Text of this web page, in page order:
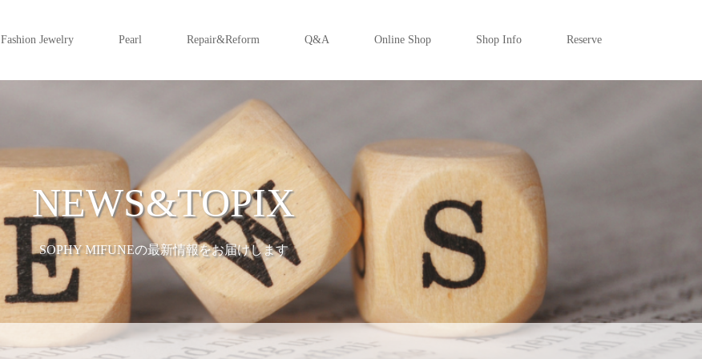
Fashion Jewelry Pearl Repair&Reform Q&A Online Shop Shop Info Reserve
NEWS&TOPIX
SOPHY MIFUNEの最新情報をお届けします